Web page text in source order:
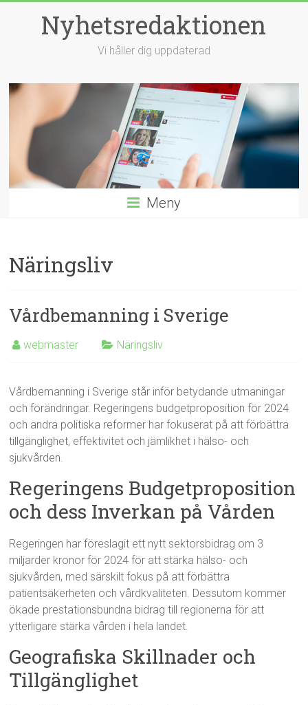
Nyhetsredaktionen
Vi håller dig uppdaterad
Meny
Näringsliv
Vårdbemanning i Sverige
webmaster Näringsliv
Vårdbemanning i Sverige står inför betydande utmaningar
och förändringar. Regeringens budgetproposition för 2024
och andra politiska reformer har fokuserat på att förbättra
tillgänglighet, effektivitet och jämlikhet i hälso- och
sjukvården.
Regeringens Budgetproposition
och dess Inverkan på Vården
Regeringen har föreslagit ett nytt sektorsbidrag om 3
miljarder kronor för 2024 för att stärka hälso- och
sjukvården, med särskilt fokus på att förbättra
patientsäkerheten och vårdkvaliteten. Dessutom kommer
ökade prestationsbundna bidrag till regionerna för att
ytterligare stärka vården i hela landet.
Geografiska Skillnader och
Tillgänglighet